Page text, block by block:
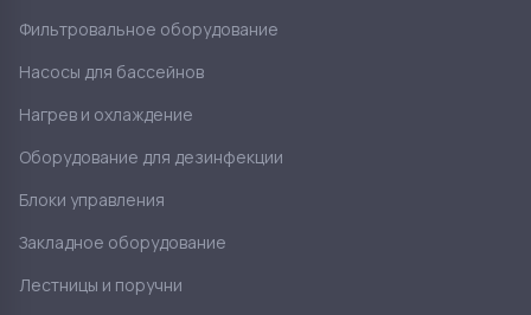
Фильтровальное оборудование
Насосы для бассейнов
Нагрев и охлаждение
Оборудование для дезинфекции
Блоки управления
Закладное оборудование
Лестницы и поручни